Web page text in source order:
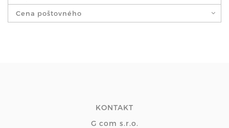
Cena poštovného
KONTAKT
G com s.r.o.